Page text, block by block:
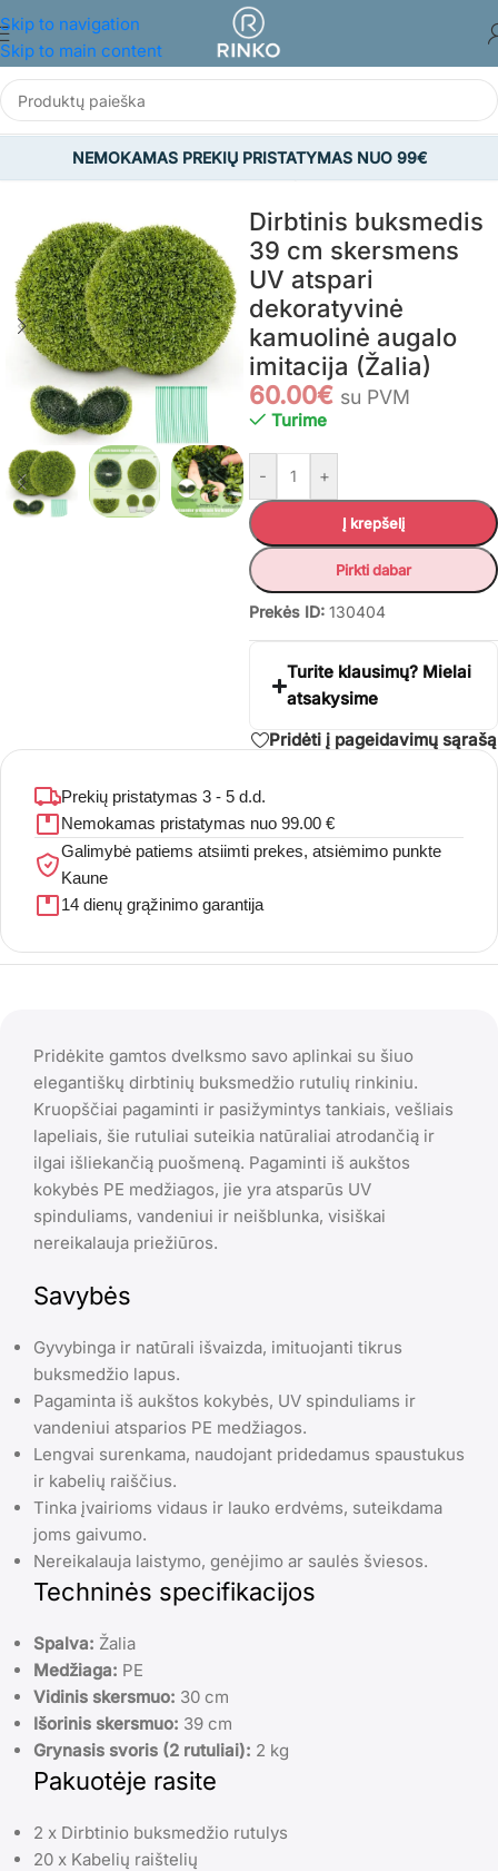
Skip to navigation
Skip to main content
NEMOKAMAS PREKIŲ PRISTATYMAS NUO 99€
NAMAMS IR BUIČIAI/Dekoro prekės
Dirbtinis buksmedis
39 cm skersmens
UV atspari
dekoratyvinė
kamuolinė augalo
imitacija (Žalia)
60.00€ su PVM
Turime
- +
Į krepšelį
Pirkti dabar
Prekės ID: 130404
Turite klausimų? Mielai
atsakysime
Pridėti į pageidavimų sąrašą
Prekių pristatymas 3 - 5 d.d.
Nemokamas pristatymas nuo 99.00 €
Galimybė patiems atsiimti prekes, atsiėmimo punkte
Kaune
14 dienų grąžinimo garantija
Pridėkite gamtos dvelksmo savo aplinkai su šiuo
elegantiškų dirbtinių buksmedžio rutulių rinkiniu.
Kruopščiai pagaminti ir pasižymintys tankiais, vešliais
lapeliais, šie rutuliai suteikia natūraliai atrodančią ir
ilgai išliekančią puošmeną. Pagaminti iš aukštos
kokybės PE medžiagos, jie yra atsparūs UV
spinduliams, vandeniui ir neišblunka, visiškai
nereikalauja priežiūros.
Savybės
Gyvybinga ir natūrali išvaizda, imituojanti tikrus
buksmedžio lapus.
Pagaminta iš aukštos kokybės, UV spinduliams ir
vandeniui atsparios PE medžiagos.
Lengvai surenkama, naudojant pridedamus spaustukus
ir kabelių raiščius.
Tinka įvairioms vidaus ir lauko erdvėms, suteikdama
joms gaivumo.
Nereikalauja laistymo, genėjimo ar saulės šviesos.
Techninės specifikacijos
Spalva: Žalia
Medžiaga: PE
Vidinis skersmuo: 30 cm
Išorinis skersmuo: 39 cm
Grynasis svoris (2 rutuliai): 2 kg
Pakuotėje rasite
2 x Dirbtinio buksmedžio rutulys
20 x Kabelių raištelių